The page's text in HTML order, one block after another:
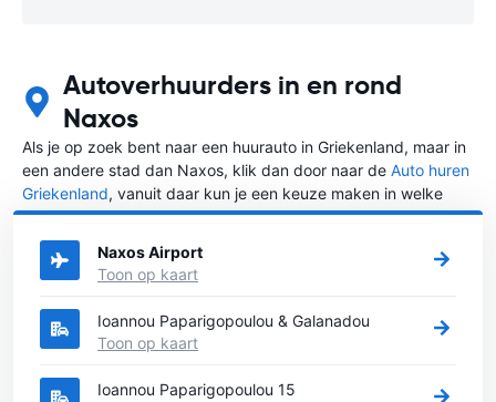
Autoverhuurders in en rond
Naxos
Als je op zoek bent naar een huurauto in Griekenland, maar in
een andere stad dan Naxos, klik dan door naar de Auto huren
Griekenland, vanuit daar kun je een keuze maken in welke
stad in Griekenland je een auto huren wilt.
Naxos Airport
Toon op kaart
Ioannou Paparigopoulou & Galanadou
Toon op kaart
Ioannou Paparigopoulou 15